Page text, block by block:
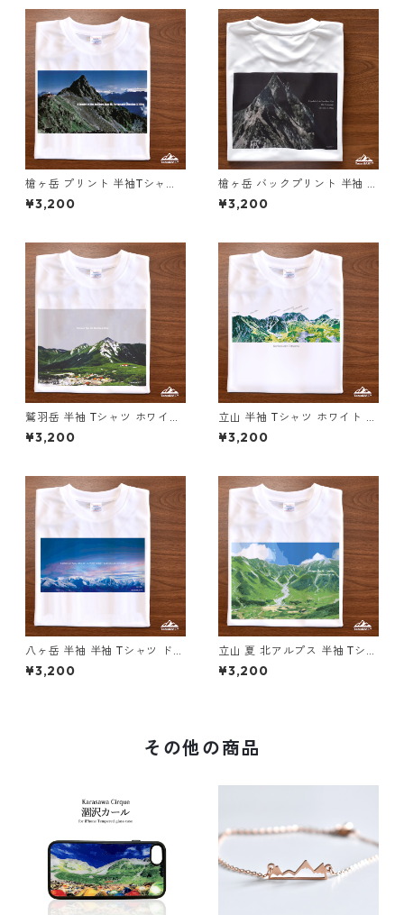
槍ヶ岳 プリント 半袖Tシャツ
ドライ 吸水速乾 山 登山 ホワ
イト 白 スポーツ
¥3,200
槍ヶ岳 バックプリント 半袖 T
シャツ ホワイト ブラック ドラ
イ 吸水速乾 山 登山 迷彩 カモ
¥3,200
鷲羽岳 半袖 Tシャツ ホワイト
ドライ 吸水速乾 山 登山 アウ
トドア 山Tシャツ 山のイラス
¥3,200
立山 半袖 Tシャツ ホワイト ド
ライ 吸水速乾 山 登山 アウト
ドア 山Tシャツ 山のイラスト
¥3,200
八ヶ岳 半袖 半袖 Tシャツ ドラ
イ 吸水速乾 山 登山 アウトド
ア 山Tシャツ 山のイラスト
¥3,200
立山 夏 北アルプス 半袖 Tシャ
ツ ホワイト ドライ 吸水速乾
山 登山 山Tシャツ 山のイラス
¥3,200
その他の商品